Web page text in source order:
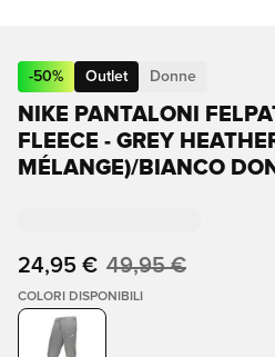
-50% Outlet Donne
NIKE PANTALONI
FLEECE - GREY
MÉLANGE)/BIANCO
24,95 € 49,95 €
COLORI DISPONIBILI